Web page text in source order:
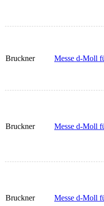
Bruckner Messe d-Moll
Bruckner Messe d-Moll
Bruckner Messe d-Moll